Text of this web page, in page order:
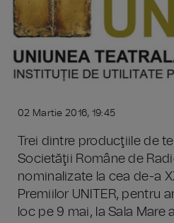
02 Martie 2016, 19:45
Trei dintre producţiile de
Societăţii Române de
nominalizate la cea de-a
Premiilor UNITER, pentru
loc pe 9 mai, la Sala Mare